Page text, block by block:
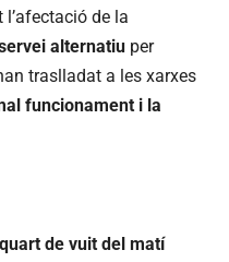
l’afectació de la
alternatiu per
traslladat a les xarxes
funcionament i la
de vuit del matí